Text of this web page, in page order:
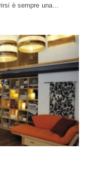
è sempre una…